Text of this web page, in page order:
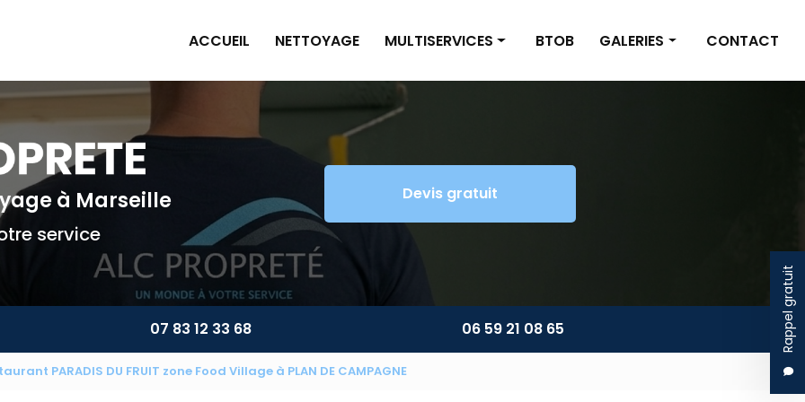
Rappel gratuit
ACCUEIL
NETTOYAGE MULTISERVICES
Petite maçonnerie
Aménagement extérieur
Multiservices
BTOB GALERIES CONTACT
à Marseille
service
Devis gratuit
07 83 12 33 68 06 59 21 08 65
PARADIS DU FRUIT zone Food Village à PLAN DE CAMPAGNE